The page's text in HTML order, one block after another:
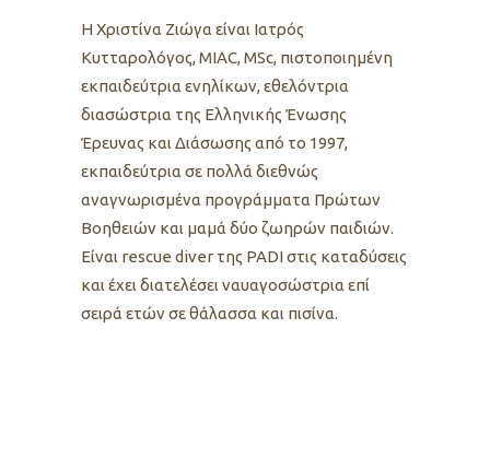
Η Χριστίνα Ζιώγα είναι Iατρός
Κυτταρολόγος, MIAC, MSc, πιστοποιημένη
εκπαιδεύτρια ενηλίκων, εθελόντρια
διασώστρια της Ελληνικής Ένωσης
Έρευνας και Διάσωσης από το 1997,
εκπαιδεύτρια σε πολλά διεθνώς
αναγνωρισμένα προγράμματα Πρώτων
Βοηθειών και μαμά δύο ζωηρών παιδιών.
Είναι rescue diver της PADI στις καταδύσεις
και έχει διατελέσει ναυαγοσώστρια επί
σειρά ετών σε θάλασσα και πισίνα.